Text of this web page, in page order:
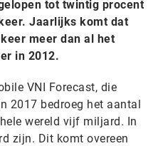
tot twintig procent
Jaarlijks komt dat
meer dan al het
in 2012.
VNI Forecast, die
2017 bedroeg het aantal
wereld vijf miljard. In
zijn. Dit komt overeen